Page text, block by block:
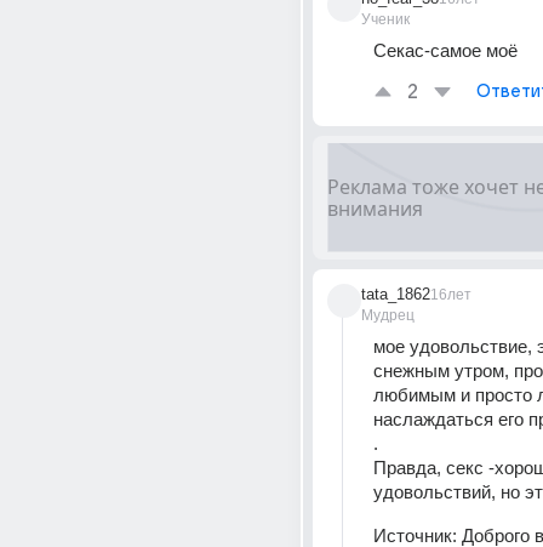
Ученик
Секас-самое моё
2
tata_1862
Мудрец
16лет
мое удовольствие,
снежным утром,
любимым и просто
наслаждаться его
.
Правда, секс -
удовольствий, но
Источник: Доброго